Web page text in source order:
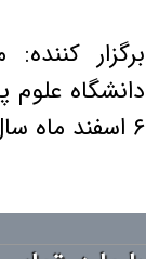
برگزار
۶ اسفند ماه سال ۱۴۰۰